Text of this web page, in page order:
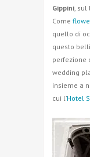
Gippini, sul
Come
quello di
questo
perfezione
wedding
insieme a
cui l’Hotel